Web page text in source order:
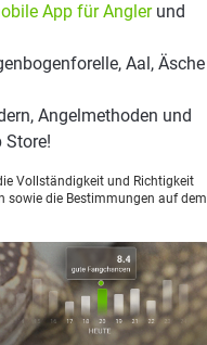
App für Anglerund
Aal, Äsche
Angelmethoden und
Store!
Vollständigkeit und Richtigkeit
sowie die Bestimmungen auf dem